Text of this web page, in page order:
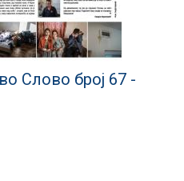
Слово број 67 -